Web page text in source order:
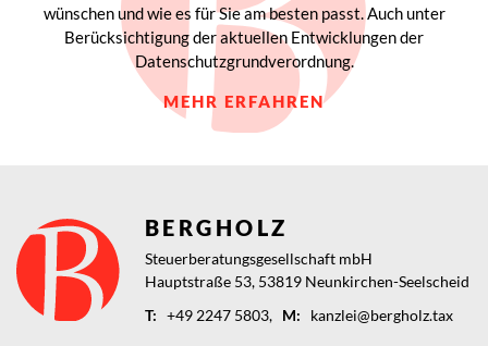
wünschen und wie es für Sie am besten passt. Auch unter
Berücksichtigung der aktuellen Entwicklungen der
Datenschutzgrundverordnung.
MEHR ERFAHREN
BERGHOLZ
Steuerberatungsgesellschaft mbH
Hauptstraße 53, 53819 Neunkirchen-Seelscheid
T: +49 2247 5803, M: kanzlei@bergholz.tax